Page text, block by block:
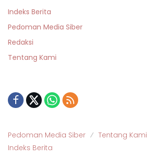
Indeks Berita
Pedoman Media Siber
Redaksi
Tentang Kami
Pedoman Media Siber Tentang Kami
Indeks Berita